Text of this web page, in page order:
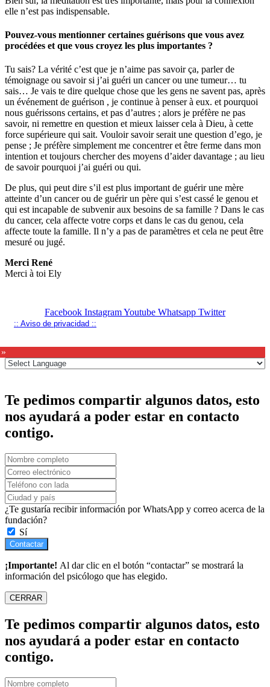
elle n’est pas indispensable.
Pouvez-vous mentionner certaines guérisons que vous avez
procédées et que vous croyez les plus importantes ?
Tu sais? La vérité c’est que je n’aime pas savoir ça, parler de
témoignage ou savoir si j’ai guéri un cancer ou une tumeur… tu
sais… Je vais te dire quelque chose que les gens ne savent pas, après
un événement de guérison , je continue à penser à eux. et pourquoi
nous guérissons certains, et pas d’autres ; alors je préfère ne pas
savoir, ni remettre en question et mieux laisser cela à Dieu, à cette
force supérieure qui sait. Vouloir savoir serait une question d’ego, je
pense ; Je préfère simplement me concentrer et être ferme dans mon
intention et toujours chercher des moyens d’aider davantage ; au lieu
de savoir pourquoi j’ai guéri ou qui.
De plus, qui peut dire s’il est plus important de guérir une mère
atteinte d’un cancer ou de guérir un père qui s’est cassé le genou et
qui est incapable de subvenir aux besoins de sa famille ? Dans le cas
du cancer, cela affecte votre corps et dans le cas du genou, cela
affecte toute la famille. Il n’y a pas de paramètres et cela ne peut être
mesuré ou jugé.
Merci René
Merci à toi Ely
Facebook InstagramYoutube Whatsapp Twitter
:: Aviso de privacidad ::
Te pedimos compartir algunos datos, esto
nos ayudará a poder estar en contacto
contigo.
¿Te gustaría recibir información por WhatsApp y correo acerca de la
fundación?
Sí
Contactar
¡Importante! Al dar clic en el botón “contactar” se mostrará la
información del psicólogo que has elegido.
CERRAR
Te pedimos compartir algunos datos, esto
nos ayudará a poder estar en contacto
contigo.